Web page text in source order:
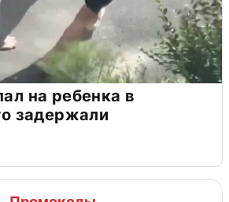
на ребенка в
задержали